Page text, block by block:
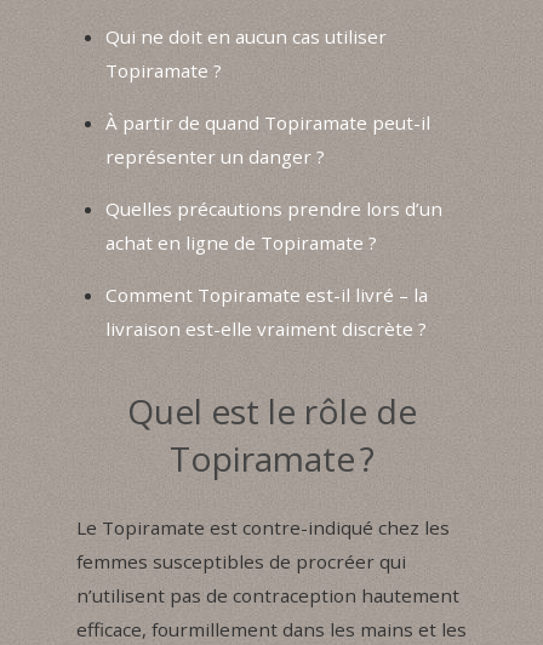
Qui ne doit en aucun cas utiliser
Topiramate ?
À partir de quand Topiramate peut-il
représenter un danger ?
Quelles précautions prendre lors d’un
achat en ligne de Topiramate ?
Comment Topiramate est-il livré – la
livraison est-elle vraiment discrète ?
Quel est le rôle de
Topiramate ?
Le Topiramate est contre-indiqué chez les
femmes susceptibles de procréer qui
n’utilisent pas de contraception hautement
efficace, fourmillement dans les mains et les